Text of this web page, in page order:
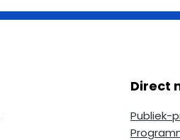
Direct
Publiek-